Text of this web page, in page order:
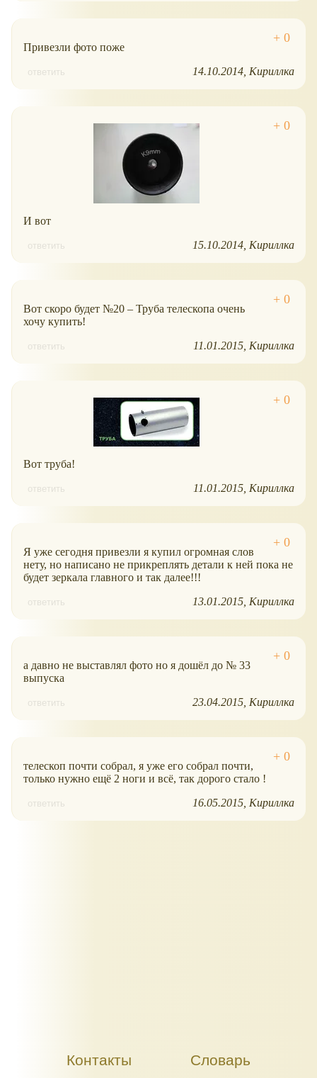
Привезли фото поже
ответить 14.10.2014 Кириллка
И вот
ответить 15.10.2014 Кириллка
Вот скоро будет №20 – Труба телескопа очень
хочу купить!
ответить 11.01.2015 Кириллка
Вот труба!
ответить 11.01.2015 Кириллка
Я уже сегодня привезли я купил огромная слов
нету, но написано не прикреплять детали к ней пока не
будет зеркала главного и так далее!!!
ответить 13.01.2015 Кириллка
а давно не выставлял фото но я дошёл до № 33
выпуска
ответить 23.04.2015 Кириллка
телескоп почти собрал, я уже его собрал почти,
только нужно ещё 2 ноги и всё, так дорого стало !
ответить 16.05.2015 Кириллка
Контакты Словарь